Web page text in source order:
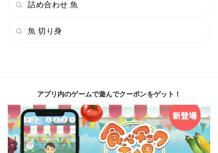
詰め合わせ 魚
魚 切り身
アプリ内のゲームで遊んでクーポンをゲット！